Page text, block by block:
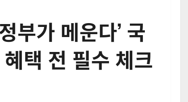
부가 메운다’ 국
택 전 필수 체크